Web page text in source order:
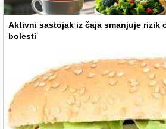
Aktivni sastojak iz čaja smanjuje rizik
bolesti